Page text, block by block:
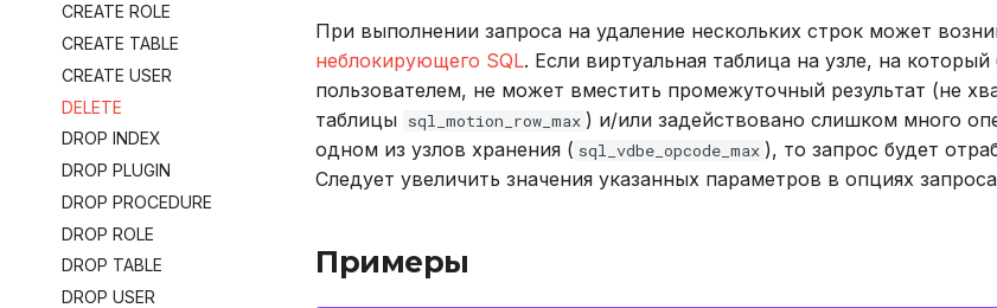
CREATE ROLE
CREATE TABLE
CREATE USER
DELETE
DROP INDEX
DROP PLUGIN
DROP PROCEDURE
DROP ROLE
DROP TABLE
DROP USER
При выполнении запроса на удаление нескольких строк может
неблокирующего SQL. Если виртуальная таблица на узле, на
пользователем, не может вместить промежуточный результат (не
таблицы sql_motion_row_max ) и/или задействовано слишком много
одном из узлов хранения ( sql_vdbe_opcode_max ), то запрос будет
Следует увеличить значения указанных параметров в опциях
Примеры